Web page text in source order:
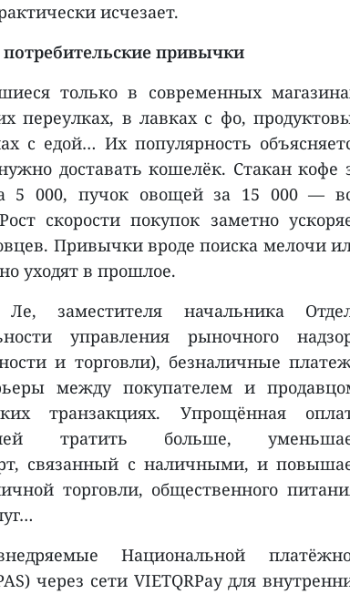
исчезает.
привычки
только в современных
переулках, в лавках с фо,
с едой… Их популярность
доставать кошелёк. Стакан кофе
5 000, пучок овощей за 15 000 —
скорости покупок заметно
Привычки вроде поиска мелочи
уходят в прошлое.
заместителя начальника
управления рыночного
и торговли), безналичные
между покупателем и
транзакциях. Упрощённая
тратить больше,
связанный с наличными, и
торговли, общественного
Национальной
через сети VIETQRPay для